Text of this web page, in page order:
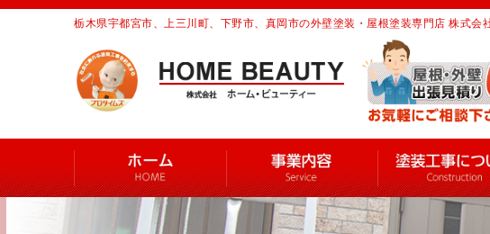
栃木県宇都宮市、上三川町、下野市、真岡市の外壁塗装・屋根塗装専門店 株式